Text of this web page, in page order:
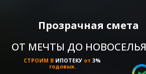
ОТ МЕЧТЫ ДО НОВОСЕЛЬЯ
СТРОИМ В ИПОТЕКУ от 3%
годовых.
Прозрачная смета